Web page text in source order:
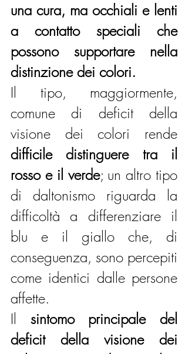
una cura, ma occhiali e lenti
a contatto speciali che
possono supportare nella
distinzione dei colori.
Il tipo, maggiormente,
comune di deficit della
difficile distinguere tra il
rosso e il verde; un altro tipo
di daltonismo riguarda la
difficoltà a differenziare il
blu e il giallo che, di
conseguenza, sono percepiti
come identici dalle persone
affette.
Il sintomo principale del
deficit della visione dei